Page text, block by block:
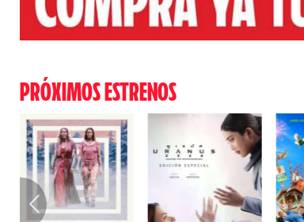
PRÓXIMOS ESTRENOS